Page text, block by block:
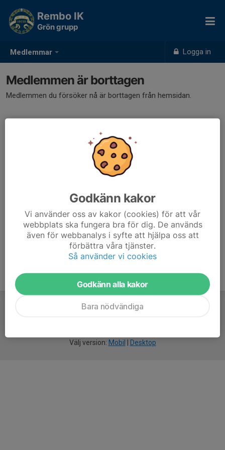
Medlemmar Logga in
Rembo IK
Grön grupp
Medlemmen är borttagen
Medlemmen du försöker nå är borttagen från hemsidan.
Välj version: Mobil Desktop
Godkänn kakor
Vi använder oss av kakor (cookies) för att vår
webbplats ska fungera bra för dig. De används
även för webbanalys i syfte att hjälpa oss att
förbättra våra tjänster.
Så använder vi cookies
Godkänn alla kakor
Bara nödvändiga